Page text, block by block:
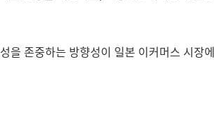
존중하는 방향성이 일본 이커머스 시장